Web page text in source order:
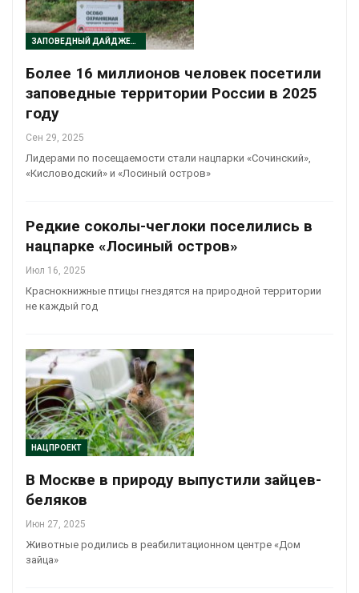
ЗАПОВЕДНЫЙ ДАЙДЖЕСТ
Более 16 миллионов человек посетили
заповедные территории России в 2025
году
Сен 29, 2025
Лидерами по посещаемости стали нацпарки «Сочинский»,
«Кисловодский» и «Лосиный остров»
Редкие соколы-чеглоки поселились в
нацпарке «Лосиный остров»
Июл 16, 2025
Краснокнижные птицы гнездятся на природной территории
не каждый год
НАЦПРОЕКТ
В Москве в природу выпустили зайцев-
беляков
Июн 27, 2025
Животные родились в реабилитационном центре «Дом
зайца»